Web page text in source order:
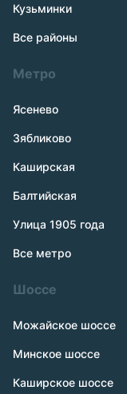
Кузьминки
Все районы
Метро
Ясенево
Зябликово
Каширская
Балтийская
Улица 1905 года
Все метро
Шоссе
Можайское шоссе
Минское шоссе
Каширское шоссе